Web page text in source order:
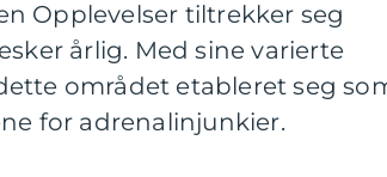
Opplevelser tiltrekker seg
årlig. Med sine varierte
området etableret seg
for adrenalinjunkier.